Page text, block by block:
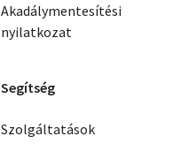
Akadálymentesítési
nyilatkozat
Segítség
Szolgáltatások